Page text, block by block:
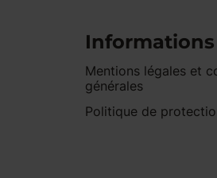
Informations
Mentions légales et
générales
Politique de